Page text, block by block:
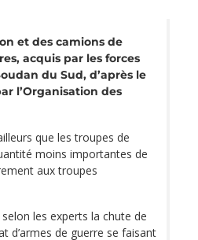
et des camions de
acquis par les forces
du Sud, d’après le
l’Organisation des
que les troupes de
moins importantes de
aux troupes
les experts la chute de
d’armes de guerre se faisant